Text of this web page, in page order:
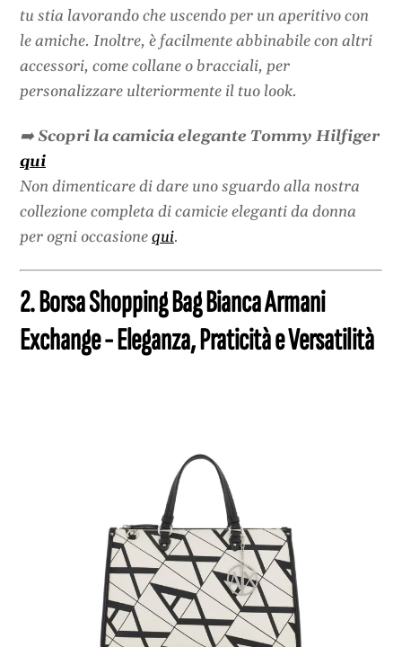
tu stia lavorando che uscendo per un aperitivo con
le amiche. Inoltre, è facilmente abbinabile con altri
accessori, come collane o bracciali, per
personalizzare ulteriormente il tuo look.
➡️Scopri la camicia elegante Tommy Hilfiger
qui
Non dimenticare di dare uno sguardo alla nostra
collezione completa di camicie eleganti da donna
per ogni occasionequi.
2. Borsa Shopping Bag Bianca Armani
Exchange - Eleganza, Praticità e Versatilità